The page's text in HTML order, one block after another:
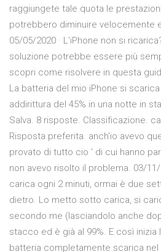
raggiungete tale quota le
potrebbero diminuire velocemente
05/05/2020 · L'iPhone non si
soluzione potrebbe essere più
scopri come risolvere in questa
La batteria del mio iPhone si
addirittura del 45% in una notte in
Salva. 8 risposte. Classificazione.
Risposta preferita. anch'io avevo
provato di tutto cio ' di cui hanno
non avevo risolto il problema. 03/11/
carica ogni 2 minuti, ormai è due
dietro. Lo metto sotto carica, si
secondo me (lasciandolo anche
stacco ed è già al 99%. E così
batteria completamente scarica nel